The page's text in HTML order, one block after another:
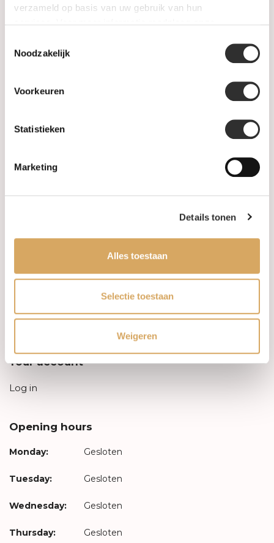
verzameld op basis van uw gebruik van hun
Noodzakelijk
Voorkeuren
Statistieken
Marketing
Details tonen
Alles toestaan
Selectie toestaan
Weigeren
Maatwerk
Leveringsvoorwaarden
Privacy Policy
Your account
Log in
Opening hours
Monday: Gesloten
Tuesday: Gesloten
Wednesday: Gesloten
Thursday: Gesloten